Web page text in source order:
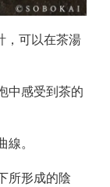
，可以在茶湯
中感受到茶的
。
所形成的陰